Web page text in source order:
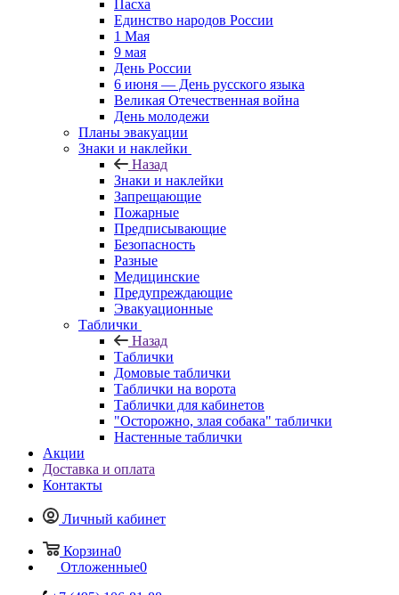
Пасха
Единство народов России
1 Мая
9 мая
День России
6 июня — День русского языка
Великая Отечественная война
День молодежи
Планы эвакуации
Знаки и наклейки
Назад
Знаки и наклейки
Запрещающие
Пожарные
Предписывающие
Безопасность
Разные
Медицинские
Предупреждающие
Эвакуационные
Таблички
Назад
Таблички
Домовые таблички
Таблички на ворота
Таблички для кабинетов
"Осторожно, злая собака" таблички
Настенные таблички
Акции
Доставка и оплата
Контакты
Личный кабинет
Корзина0
Отложенные0